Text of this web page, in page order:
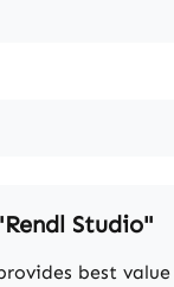
Studio"
best